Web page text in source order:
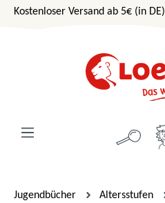
Zum Hauptinhalt springen
Kostenloser Versand ab 5€ (in DE)
Jugendbücher Altersstufen